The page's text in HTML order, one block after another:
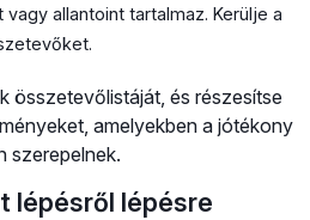
allantoint tartalmaz. Kerülje a
összetevőlistáját, és részesítse
amelyekben a jótékony
szerepelnek.
lépésről lépésre